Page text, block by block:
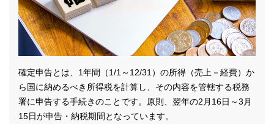
確定申告とは、1年間（1/1～12/31）の所得（売上－経費）か
ら国に納めるべき所得税を計算し、その内容を管轄する税務
署に申告する手続きのことです。原則、翌年の2月16日～3月
15日が申告・納税期間となっています。